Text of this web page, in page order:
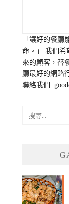
「讓好的餐廳
命。」 我們希
來的顧客，替
廳最好的網路
聯絡我們: